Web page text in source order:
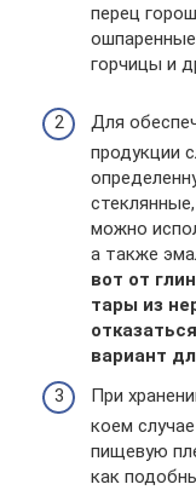
перец
горчицы и
Для
продукции
можно
а также
вот от
тары из
вариант
При
коем
пищевую
как